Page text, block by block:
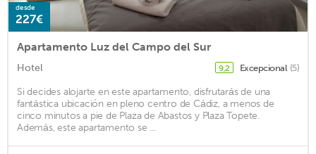
desde
227€
Apartamento Luz del Campo del Sur
Hotel 9,2 Excepcional (5)
Si decides alojarte en este apartamento, disfrutarás de una
fantástica ubicación en pleno centro de Cádiz, a menos de
cinco minutos a pie de Plaza de Abastos y Plaza Topete.
Además, este apartamento se ...